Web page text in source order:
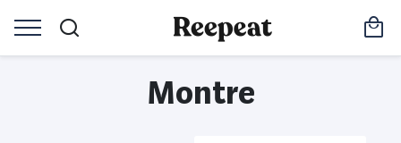
Montre